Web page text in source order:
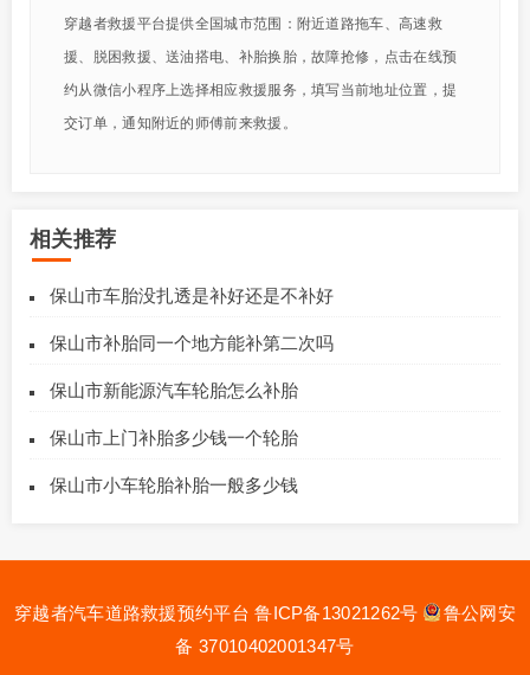
穿越者救援平台提供全国城市范围：附近道路拖车、高速救
援、脱困救援、送油搭电、补胎换胎，故障抢修，点击在线预
约从微信小程序上选择相应救援服务，填写当前地址位置，提
交订单，通知附近的师傅前来救援。
相关推荐
保山市车胎没扎透是补好还是不补好
保山市补胎同一个地方能补第二次吗
保山市新能源汽车轮胎怎么补胎
保山市上门补胎多少钱一个轮胎
保山市小车轮胎补胎一般多少钱
穿越者汽车道路救援预约平台鲁ICP备13021262号
鲁公网安
备 37010402001347号